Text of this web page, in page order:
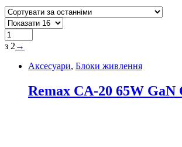
з 2 →
Аксесуари, Блоки живлення
Remax CA-20 65W